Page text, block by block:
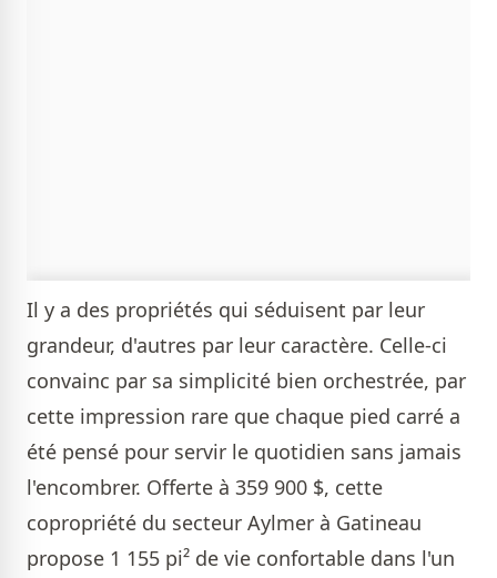
Il y a des propriétés qui séduisent par leur
grandeur, d'autres par leur caractère. Celle-ci
convainc par sa simplicité bien orchestrée, par
cette impression rare que chaque pied carré a
été pensé pour servir le quotidien sans jamais
l'encombrer. Offerte à 359 900 $, cette
copropriété du secteur Aylmer à Gatineau
propose 1 155 pi² de vie confortable dans l'un